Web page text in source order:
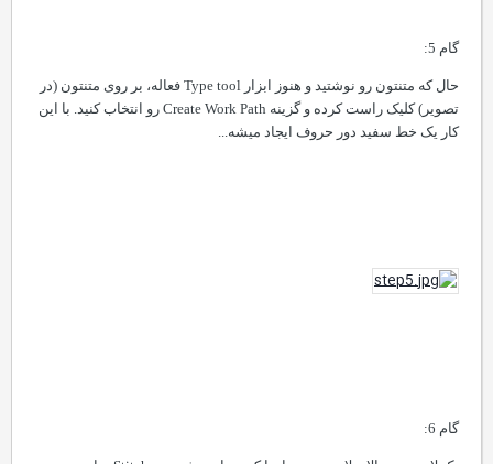
گام 5:
حال که متنتون رو نوشتید و هنوز ابزار Type toolفعاله، بر روی متنتون (در
تصویر) کلیک راست کرده و گزینهCreate Work Path رو انتخاب کنید. با این
کار یک خط سفید دور حروف ایجاد میشه...
گام 6: